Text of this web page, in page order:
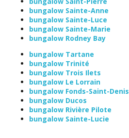
bungalow Sainte-Anne
bungalow Sainte-Luce
bungalow Sainte-Marie
bungalow Rodney Bay
bungalow Tartane
bungalow Trinité
bungalow Trois Ilets
bungalow Le Lorrain
bungalow Fonds-Saint-Denis
bungalow Ducos
bungalow Rivière Pilote
bungalow Sainte-Lucie